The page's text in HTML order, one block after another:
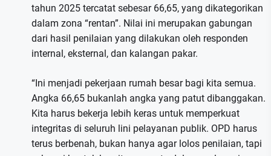
tahun 2025 tercatat sebesar 66,65, yang dikategorikan
dalam zona “rentan”. Nilai ini merupakan gabungan
dari hasil penilaian yang dilakukan oleh responden
internal, eksternal, dan kalangan pakar.
“Ini menjadi pekerjaan rumah besar bagi kita semua.
Angka 66,65 bukanlah angka yang patut dibanggakan.
Kita harus bekerja lebih keras untuk memperkuat
integritas di seluruh lini pelayanan publik. OPD harus
terus berbenah, bukan hanya agar lolos penilaian, tapi